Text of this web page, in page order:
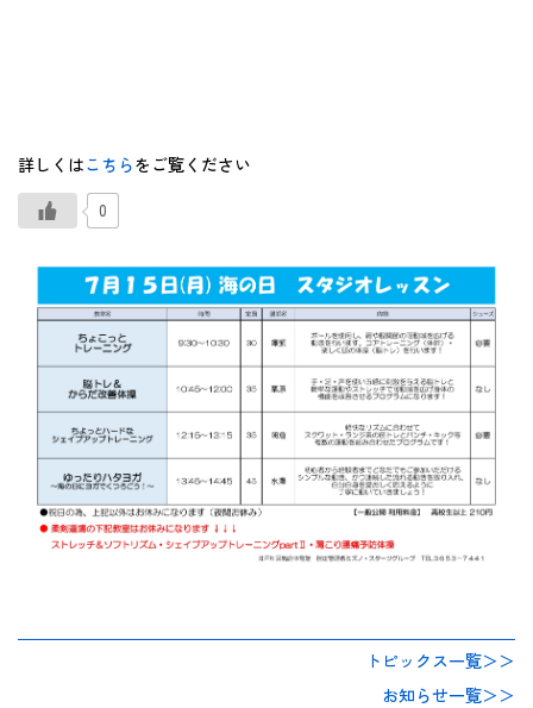
詳しくはこちらをご覧ください
0
トピックス一覧＞＞
お知らせ一覧＞＞